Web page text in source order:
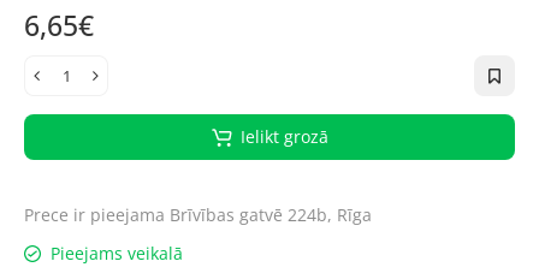
6,65€
Ielikt grozā
Prece ir pieejama Brīvības gatvē 224b, Rīga
Pieejams veikalā